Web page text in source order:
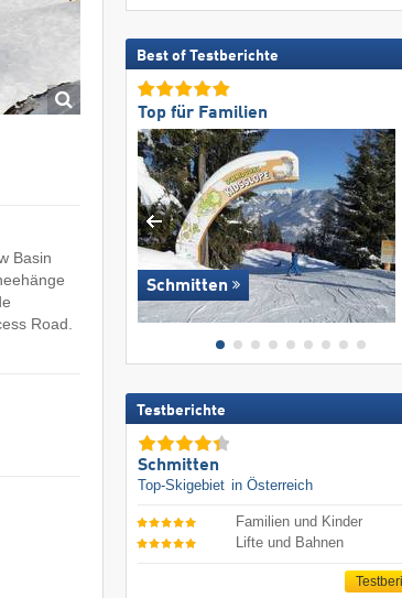
Basin
Road.
Best of Testberichte
Top für Familien
Schmitten
Testberichte
Schmitten
Top-Skigebiet in Österreich
Familien und Kinder
Lifte und Bahnen